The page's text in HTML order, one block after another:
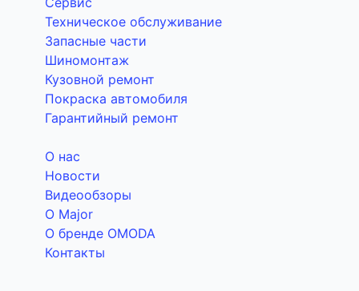
Техническое обслуживание
Запасные части
Шиномонтаж
Кузовной ремонт
Покраска автомобиля
Гарантийный ремонт
О нас
Новости
Видеообзоры
О Major
О бренде OMODA
Контакты